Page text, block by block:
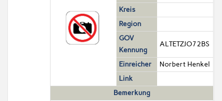
Kreis
Region
GOV
Kennung
ALTETZJO72BS
Einreicher
Norbert Henkel
Link
Bemerkung